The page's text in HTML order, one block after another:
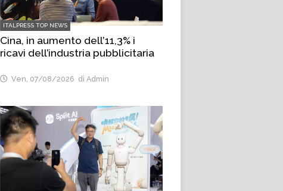
ITALPRESS TOP NEWS
Cina, in aumento dell’11,3% i
ricavi dell’industria pubblicitaria
Ven, 07/08/2026 di Admin